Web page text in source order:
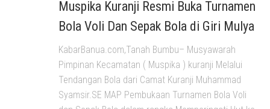
Muspika Kuranji Resmi Buka Turnamen
Bola Voli Dan Sepak Bola di Giri Mulya
KabarBanua.com,Tanah Bumbu– Musyawarah
Pimpinan Kecamatan ( Muspika ) kuranji Melalui
Tendangan Bola dari Camat Kuranji Muhammad
Syamsir.SE MAP Pembukaan Turnamen Bola Voli